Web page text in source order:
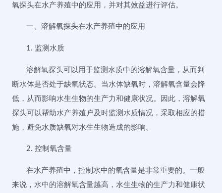
氧探头在水产养殖中的应用，并对其效益进行评估。
一、溶解氧探头在水产养殖中的应用
1. 监测水质
溶解氧探头可以用于监测水质中的溶解氧含量，从而判
断水体是否处于缺氧状态。当水体缺氧时，溶解氧含量会降
低，从而影响水生生物的生产力和健康状况。因此，溶解氧
探头可以帮助水产养殖户及时监测水质情况，采取相应的措
施，避免水质缺氧对水生生物造成的影响。
2. 控制氧含量
在水产养殖中，控制水中的氧含量是非常重要的。一般
来说，水中的溶解氧含量越高，水生生物的生产力和健康状